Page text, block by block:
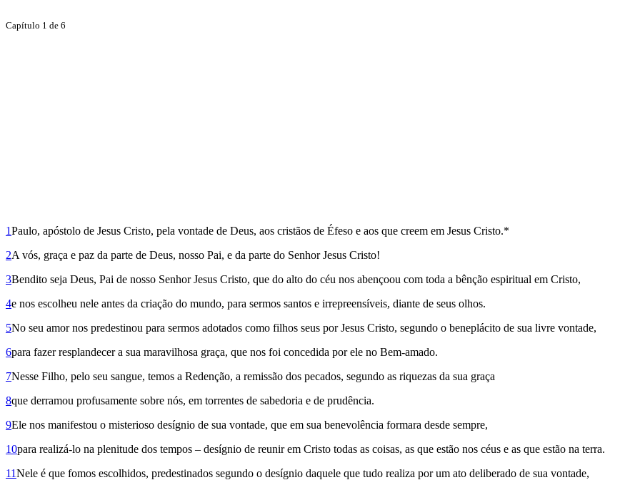
Capítulo 1 de 6
1Paulo, apóstolo de Jesus Cristo, pela vontade de Deus, aos cristãos de Éfeso e aos que creem em Jesus Cristo.*
2A vós, graça e paz da parte de Deus, nosso Pai, e da parte do Senhor Jesus Cristo!
3Bendito seja Deus, Pai de nosso Senhor Jesus Cristo, que do alto do céu nos abençoou com toda a bênção espiritual em Cristo,
4e nos escolheu nele antes da criação do mundo, para sermos santos e irrepreensíveis, diante de seus olhos.
5No seu amor nos predestinou para sermos adotados como filhos seus por Jesus Cristo, segundo o beneplácito de sua livre vontade,
6para fazer resplandecer a sua maravilhosa graça, que nos foi concedida por ele no Bem-amado.
7Nesse Filho, pelo seu sangue, temos a Redenção, a remissão dos pecados, segundo as riquezas da sua graça
8que derramou profusamente sobre nós, em torrentes de sabedoria e de prudência.
9Ele nos manifestou o misterioso desígnio de sua vontade, que em sua benevolência formara desde sempre,
10para realizá-lo na plenitude dos tempos – desígnio de reunir em Cristo todas as coisas, as que estão nos céus e as que estão na terra.
11Nele é que fomos escolhidos, predestinados segundo o desígnio daquele que tudo realiza por um ato deliberado de sua vontade,